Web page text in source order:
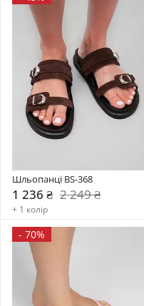
Шльопанці BS-368
1 236 ₴ 2 249 ₴
+ 1 колір
- 70%